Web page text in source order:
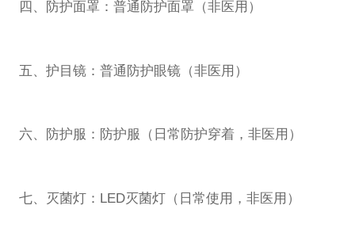
四、防护面罩：普通防护面罩（非医用）
五、护目镜：普通防护眼镜（非医用）
六、防护服：防护服（日常防护穿着，非医用）
七、灭菌灯：LED灭菌灯（日常使用，非医用）